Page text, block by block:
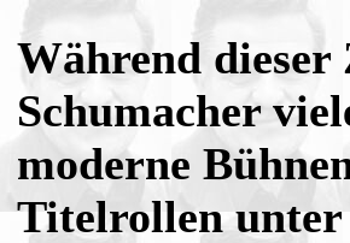
Während
Schumacher
moderne
Titelrollen unter